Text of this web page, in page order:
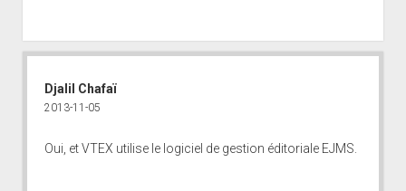
Djalil Chafaï
2013-11-05
Oui, et VTEX utilise le logiciel de gestion éditoriale EJMS